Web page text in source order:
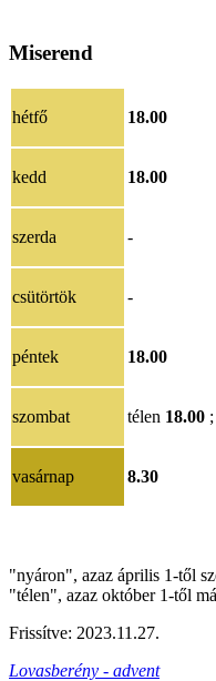
Miserend
hétfő 18.00
kedd 18.00
szerda -
csütörtök -
péntek 18.00
szombat télen 18.00
vasárnap 8.30
"nyáron", azaz április 1-től
"télen", azaz október 1-től
Frissítve: 2023.11.27.
Lovasberény - advent